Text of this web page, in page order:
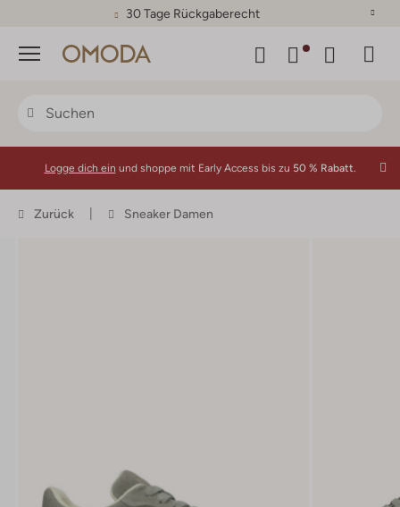
30 Tage Rückgaberecht
Menü
Logge dich ein und shoppe mit Early Access bis zu 50 % Rabatt.
Zurück Sneaker Damen